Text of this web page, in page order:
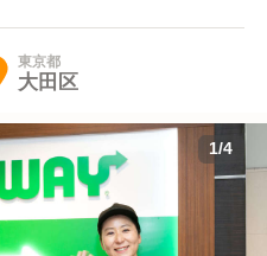
東京都
大田区
1/4